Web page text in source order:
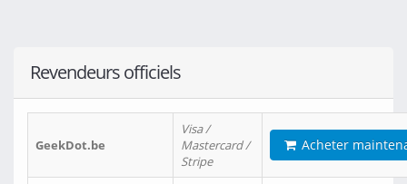
Revendeurs officiels
GeekDot.be
Visa /
Mastercard /
Stripe
Acheter